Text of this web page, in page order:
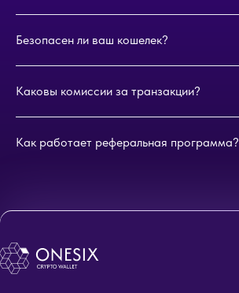
Безопасен ли ваш кошелек?
Каковы комиссии за транзакции?
Как работает реферальная программа?